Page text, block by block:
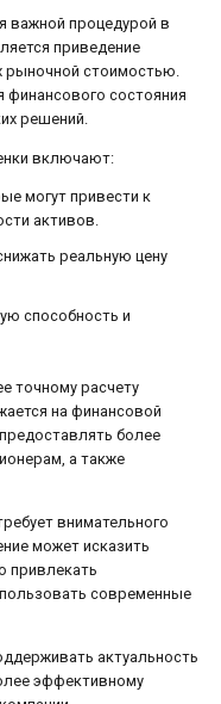
важной процедурой в
приведение
рыночной стоимостью.
финансового состояния
решений.
включают:
могут привести к
активов.
реальную цену
способность и
точному расчету
на финансовой
более
а также
внимательного
может исказить
привлекать
современные
актуальность
эффективному